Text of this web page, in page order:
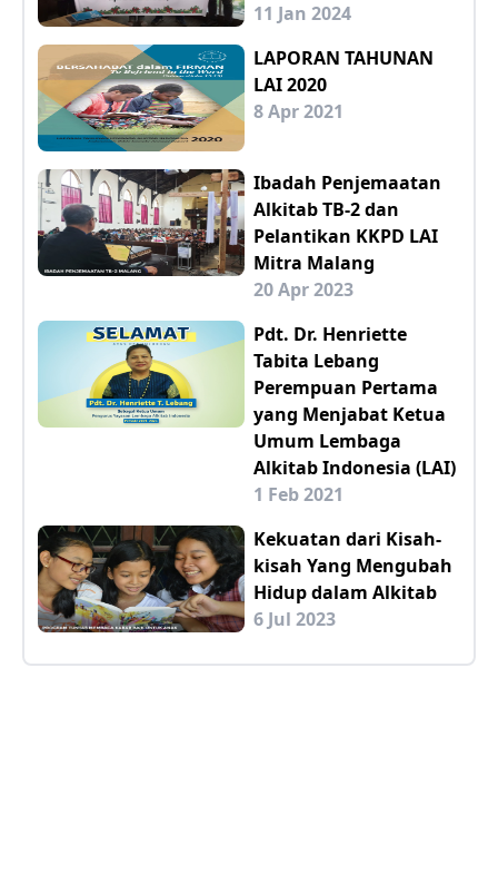
11 Jan 2024
LAPORAN TAHUNAN
LAI 2020
8 Apr 2021
Ibadah Penjemaatan
Alkitab TB-2 dan
Pelantikan KKPD LAI
Mitra Malang
20 Apr 2023
Pdt. Dr. Henriette
Tabita Lebang
Perempuan Pertama
yang Menjabat Ketua
Umum Lembaga
Alkitab Indonesia (LAI)
1 Feb 2021
Kekuatan dari Kisah-
kisah Yang Mengubah
Hidup dalam Alkitab
6 Jul 2023